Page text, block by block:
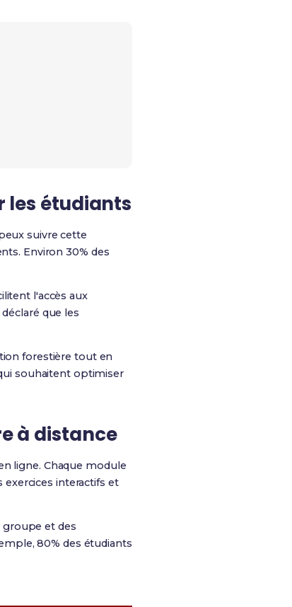
les étudiants
suivre cette
Environ 30% des
l'accès aux
que les
forestière tout en
souhaitent optimiser
à distance
ligne. Chaque module
exercices interactifs et
groupe et des
80% des étudiants